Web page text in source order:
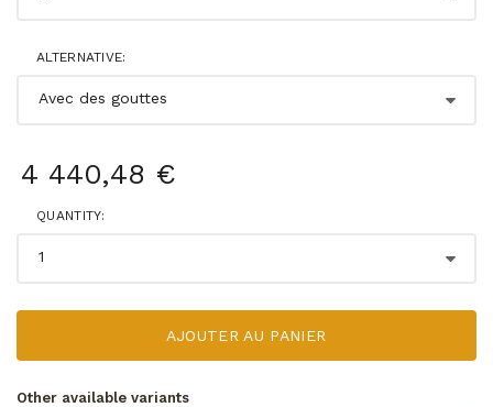
ALTERNATIVE:
4 440,48 €
QUANTITY:
AJOUTER AU PANIER
Other available variants